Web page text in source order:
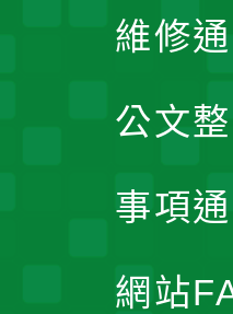
維修
公文
事項
網站